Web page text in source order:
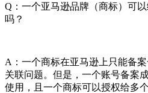
Q：一个亚马逊品牌（商标）可
吗？
A：一个商标在亚马逊上只能备
关联问题。但是，一个账号备案
使用，且一个商标可以授权给多个